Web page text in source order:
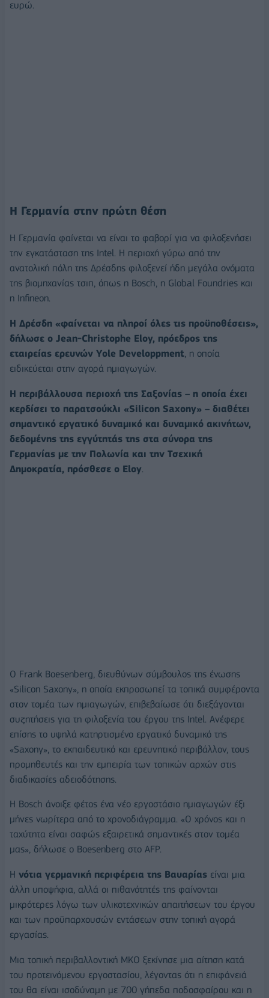
ευρώ.
Η Γερμανία στην πρώτη θέση
Η Γερμανία φαίνεται να είναι το φαβορί για να φιλοξενήσει
την εγκατάσταση της Intel. Η περιοχή γύρω από την
ανατολική πόλη της Δρέσδης φιλοξενεί ήδη μεγάλα ονόματα
της βιομηχανίας τσιπ, όπως η Bosch, η Global Foundries και
η Infineon.
Η Δρέσδη «φαίνεται να πληροί όλες τις προϋποθέσεις»,
δήλωσε ο Jean-Christophe Eloy, πρόεδρος της
εταιρείας ερευνών Yole Developpment, η οποία
ειδικεύεται στην αγορά ημιαγωγών.
Η περιβάλλουσα περιοχή της Σαξονίας – η οποία έχει
κερδίσει το παρατσούκλι «Silicon Saxony» – διαθέτει
σημαντικό εργατικό δυναμικό και δυναμικό ακινήτων,
δεδομένης της εγγύτητάς της στα σύνορα της
Γερμανίας με την Πολωνία και την Τσεχική
Δημοκρατία, πρόσθεσε ο Eloy.
Ο Frank Boesenberg, διευθύνων σύμβουλος της ένωσης
«Silicon Saxony», η οποία εκπροσωπεί τα τοπικά συμφέροντα
στον τομέα των ημιαγωγών, επιβεβαίωσε ότι διεξάγονται
συζητήσεις για τη φιλοξενία του έργου της Intel. Ανέφερε
επίσης το υψηλά κατηρτισμένο εργατικό δυναμικό της
«Saxony», το εκπαιδευτικό και ερευνητικό περιβάλλον, τους
προμηθευτές και την εμπειρία των τοπικών αρχών στις
διαδικασίες αδειοδότησης.
Η Bosch άνοιξε φέτος ένα νέο εργοστάσιο ημιαγωγών έξι
μήνες νωρίτερα από το χρονοδιάγραμμα. «Ο χρόνος και η
ταχύτητα είναι σαφώς εξαιρετικά σημαντικές στον τομέα
μας», δήλωσε ο Boesenberg στο AFP.
Η νότια γερμανική περιφέρεια της Βαυαρίας είναι μια
άλλη υποψήφια, αλλά οι πιθανότητές της φαίνονται
μικρότερες λόγω των υλικοτεχνικών απαιτήσεων του έργου
και των προϋπαρχουσών εντάσεων στην τοπική αγορά
εργασίας.
Μια τοπική περιβαλλοντική ΜΚΟ ξεκίνησε μια αίτηση κατά
του προτεινόμενου εργοστασίου, λέγοντας ότι η επιφάνειά
του θα είναι ισοδύναμη με 700 γήπεδα ποδοσφαίρου και η